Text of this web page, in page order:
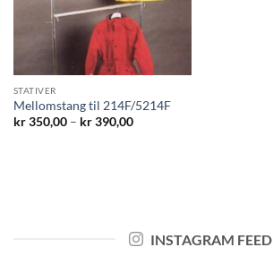
STATIVER
Mellomstang til 214F/5214F
kr350,00 – kr390,00Prisområde:
INSTAGRAM FEED